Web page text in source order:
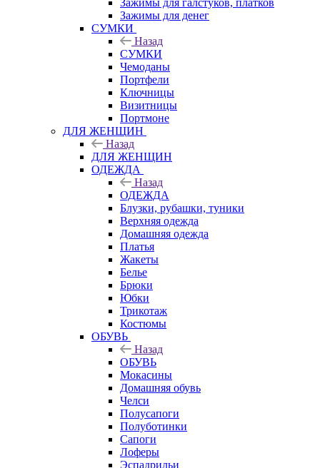
Зажимы для галстуков, платков
Зажимы для денег
СУМКИ
Назад
СУМКИ
Чемоданы
Портфели
Ключницы
Визитницы
Портмоне
ДЛЯ ЖЕНЩИН
Назад
ДЛЯ ЖЕНЩИН
ОДЕЖДА
Назад
ОДЕЖДА
Блузки, рубашки, туники
Верхняя одежда
Домашняя одежда
Платья
Жакеты
Белье
Брюки
Юбки
Трикотаж
Костюмы
ОБУВЬ
Назад
ОБУВЬ
Мокасины
Домашняя обувь
Челси
Полусапоги
Полуботинки
Сапоги
Лоферы
Эспадрильи